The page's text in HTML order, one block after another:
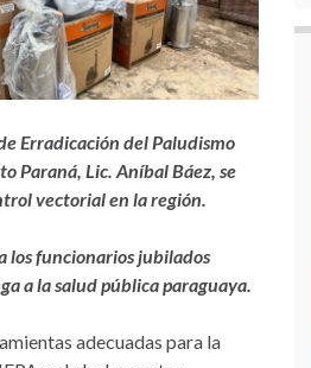
Erradicación del Paludismo
Paraná, Lic. Aníbal Báez, se
vectorial en la región.
los funcionarios jubilados
a la salud pública paraguaya.
adecuadas para la